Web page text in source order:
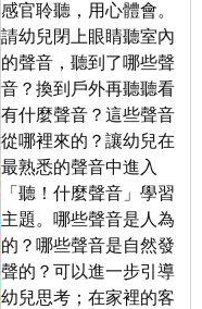
感官聆聽，用心體會。
請幼兒閉上眼睛聽室內
的聲音，聽到了哪些聲
音？換到戶外再聽聽看
有什麼聲音？這些聲音
從哪裡來的？讓幼兒在
最熟悉的聲音中進入
「聽！什麼聲音」學習
主題。哪些聲音是人為
的？哪些聲音是自然發
聲的？可以進一步引導
幼兒思考；在家裡的客